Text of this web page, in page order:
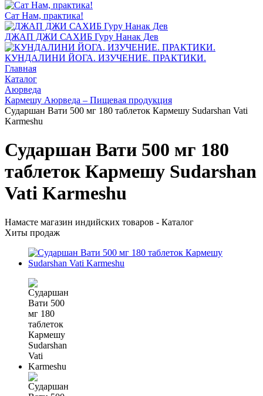
Сат Нам, практика!
ДЖАП ДЖИ САХИБ Гуру Нанак Дев
КУНДАЛИНИ ЙОГА. ИЗУЧЕНИЕ. ПРАКТИКИ.
Главная
Каталог
Аюрведа
Кармешу Аюрведа – Пищевая продукция
Сударшан Вати 500 мг 180 таблеток Кармешу Sudarshan Vati
Karmeshu
Сударшан Вати 500 мг 180
таблеток Кармешу Sudarshan
Vati Karmeshu
Намасте магазин индийских товаров - Каталог
Хиты продаж